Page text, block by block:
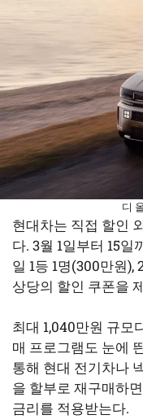
디
현대차는 직접 할인
다. 3월 1일부터 15
일 1등 1명(300만원),
상당의 할인 쿠폰을
최대 1,040만원 규모
매 프로그램도 눈에
통해 현대 전기차나
을 할부로 재구매하
금리를 적용받는다.